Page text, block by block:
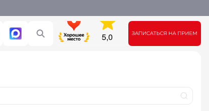
ЗАПИСАТЬСЯ НА ПРИЕМ